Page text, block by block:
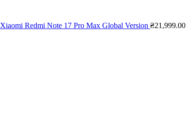
Xiaomi Redmi Note 17 Pro Max Global Version ₴21,999.00